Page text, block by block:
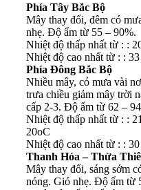
Phía Tây Bắc Bộ
Mây thay đổi, đêm có
nhẹ. Độ ẩm từ 55 – 90%.
Nhiệt độ thấp nhất từ : :
Nhiệt độ cao nhất từ : :
Phía Đông Bắc Bộ
Nhiều mây, có mưa vài
trưa chiều giảm mây trời
cấp 2-3. Độ ẩm từ 62 –
Nhiệt độ thấp nhất từ : :
20oC
Nhiệt độ cao nhất từ : :
Thanh Hóa – Thừa
Mây thay đổi, sáng sớm
nóng. Gió nhẹ. Độ ẩm từ